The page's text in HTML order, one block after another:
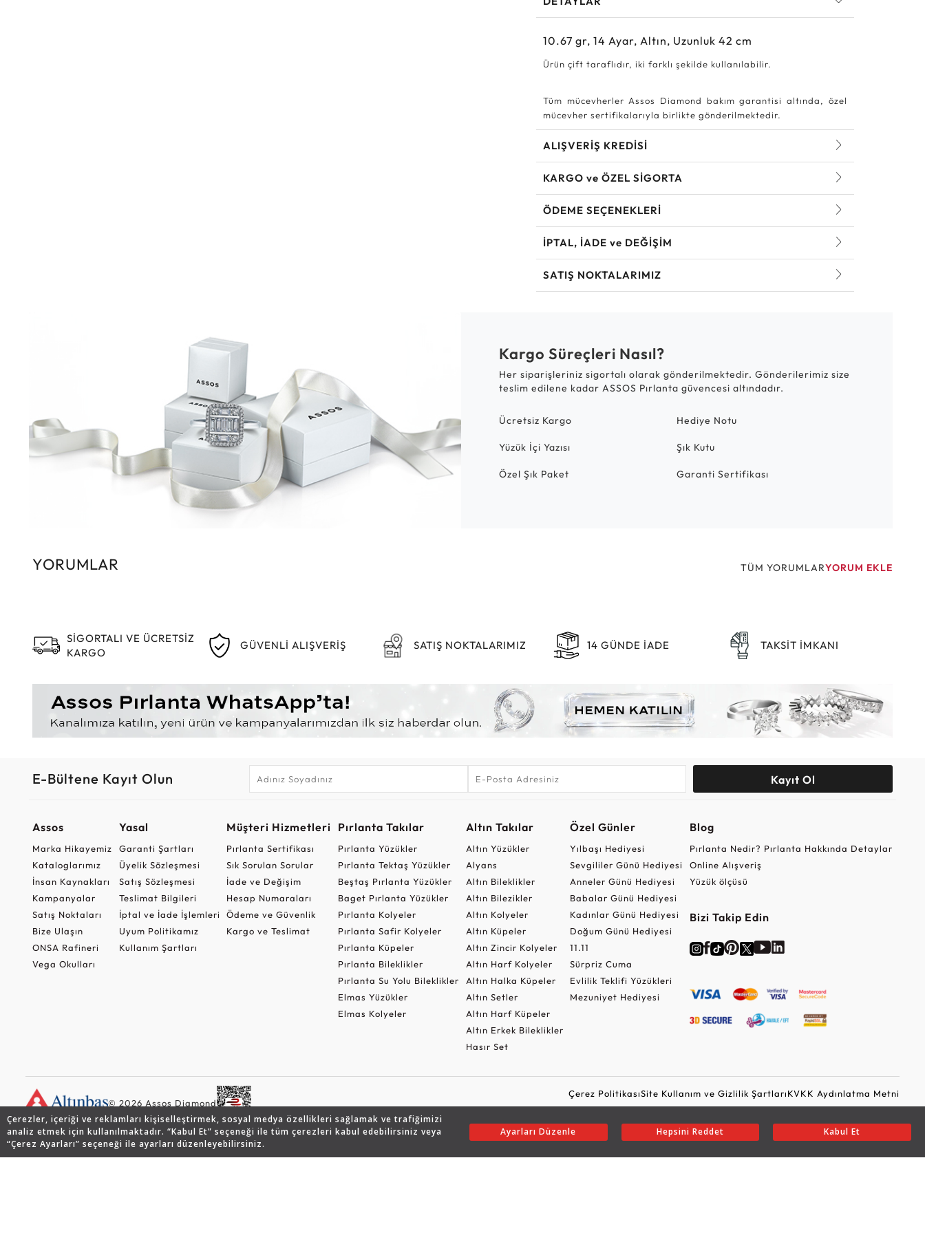
Çerezler, içeriği ve reklamları kişiselleştirmek, sosyal medya özellikleri sağlamak ve trafiğimizi
analiz etmek için kullanılmaktadır. “Kabul Et” seçeneği ile tüm çerezleri kabul edebilirsiniz veya
“Çerez Ayarları” seçeneği ile ayarları düzenleyebilirsiniz.
Ayarları Düzenle Hepsini Reddet Kabul Et
10.67gr,14Ayar, Altın, Uzunluk 42 cm
Ürün çift taraflıdır, iki farklı şekilde kullanılabilir.
Tüm mücevherler Assos Diamond bakım garantisi altında, özel
mücevher sertifikalarıyla birlikte gönderilmektedir.
ALIŞVERİŞ KREDİSİ
KARGO ve ÖZEL SİGORTA
ÖDEME SEÇENEKLERİ
İPTAL, İADE ve DEĞİŞİM
SATIŞ NOKTALARIMIZ
Kargo Süreçleri Nasıl?
Her siparişleriniz sigortalı olarak gönderilmektedir. Gönderilerimiz size
teslim edilene kadar ASSOS Pırlanta güvencesi altındadır.
Ücretsiz Kargo Hediye Notu
Yüzük İçi Yazısı Şık Kutu
Özel Şık Paket Garanti Sertifikası
YORUMLAR TÜM YORUMLARYORUM EKLE
SİGORTALI VE ÜCRETSİZ
KARGO
GÜVENLİ ALIŞVERİŞ SATIŞ NOKTALARIMIZ 14 GÜNDE İADE TAKSİT İMKANI
E-Bültene Kayıt Olun Kayıt Ol
Assos
Marka Hikayemiz
Kataloglarımız
İnsan Kaynakları
Kampanyalar
Satış Noktaları
Bize Ulaşın
ONSA Rafineri
Vega Okulları
Yasal
Garanti Şartları
Üyelik Sözleşmesi
Satış Sözleşmesi
Teslimat Bilgileri
İptal ve İade İşlemleri
Uyum Politikamız
Kullanım Şartları
Müşteri Hizmetleri
Pırlanta Sertifikası
Sık Sorulan Sorular
İade ve Değişim
Hesap Numaraları
Ödeme ve Güvenlik
Kargo ve Teslimat
Pırlanta Takılar
Pırlanta Yüzükler
Pırlanta Tektaş Yüzükler
Beştaş Pırlanta Yüzükler
Baget Pırlanta Yüzükler
Pırlanta Kolyeler
Pırlanta Safir Kolyeler
Pırlanta Küpeler
Pırlanta Bileklikler
Pırlanta Su Yolu Bileklikler
Elmas Yüzükler
Elmas Kolyeler
Altın Takılar
Altın Yüzükler
Alyans
Altın Bileklikler
Altın Bilezikler
Altın Kolyeler
Altın Küpeler
Altın Zincir Kolyeler
Altın Harf Kolyeler
Altın Halka Küpeler
Altın Setler
Altın Harf Küpeler
Altın Erkek Bileklikler
Hasır Set
Özel Günler
Yılbaşı Hediyesi
Sevgililer Günü Hediyesi
Anneler Günü Hediyesi
Babalar Günü Hediyesi
Kadınlar Günü Hediyesi
Doğum Günü Hediyesi
11.11
Sürpriz Cuma
Evlilik Teklifi Yüzükleri
Mezuniyet Hediyesi
Blog
Pırlanta Nedir? Pırlanta Hakkında Detaylar
Online Alışveriş
Yüzük ölçüsü
Bizi Takip Edin
© 2026 Assos Diamond
Çerez PolitikasıSite Kullanım ve Gizlilik ŞartlarıKVKK Aydınlatma Metni